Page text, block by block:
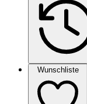
Wunschliste